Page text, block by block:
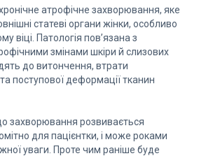
атрофічне захворювання, яке
статеві органи жінки, особливо
віці. Патологія пов’язана з
змінами шкіри й слизових
до витончення, втрати
та поступової деформації тканин
захворювання розвивається
для пацієнтки, і може роками
уваги. Проте чим раніше буде